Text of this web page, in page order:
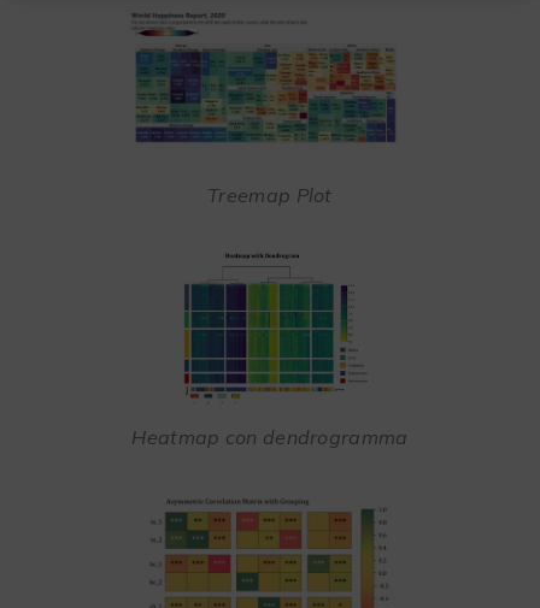
Treemap Plot
Heatmap con dendrogramma